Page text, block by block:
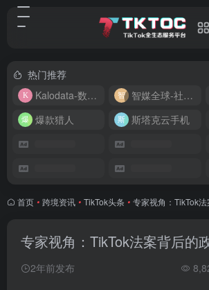
热门推荐
Kalodata-数据分析平台
智媒全球-社媒管理平台
爆款猎人
斯塔克云手机
首页 • 跨境资讯 • TikTok头条 • 专家视角：TikTok
专家视角：TikTok法案背后的
2年前发布